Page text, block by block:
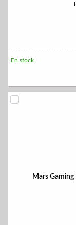
En stock
Mars